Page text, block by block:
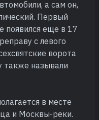
а сам он,
Первый
появился еще в 17
с левого
ворота
также называли
в месте
и Москвы-реки.